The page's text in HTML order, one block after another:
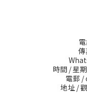
時間 / 星
電郵
地址 /